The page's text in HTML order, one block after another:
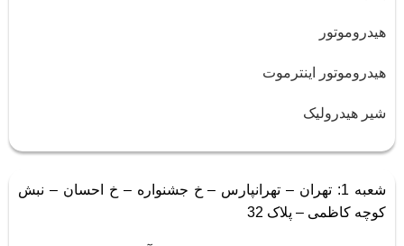
هیدروموتور
هیدروموتور اینترموت
شیر هیدرولیک
شعبه 1: تهران – تهرانپارس – خ جشنواره – خ احسان – نبش
کوچه کاظمی – پلاک 32